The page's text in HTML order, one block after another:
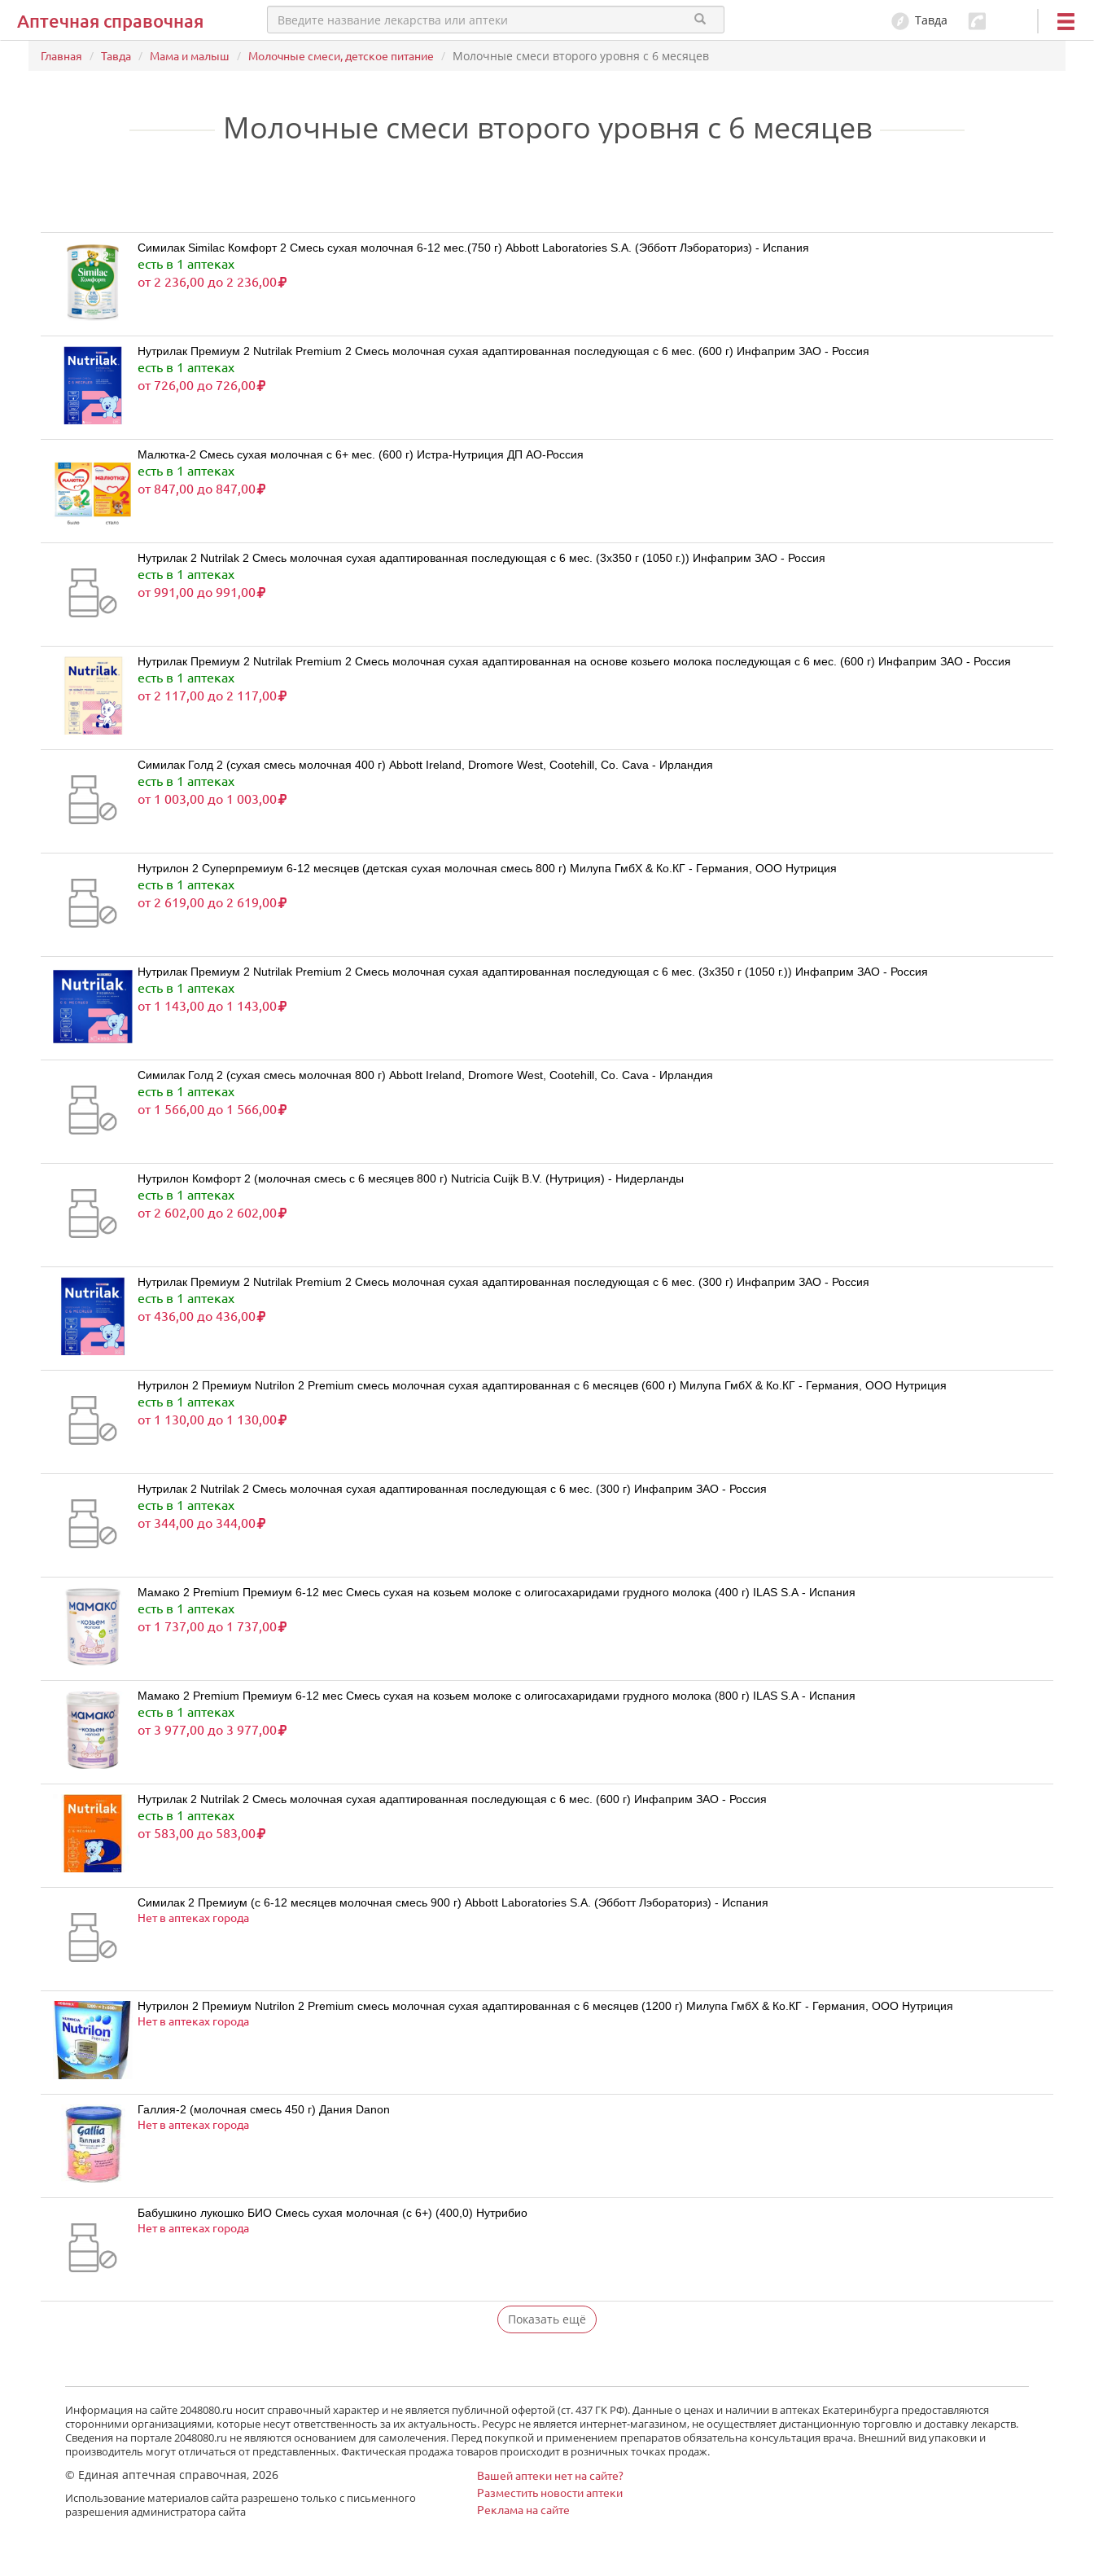
Аптечная справочная Тавда
Главная Тавда Мама и малыш Молочные смеси, детское питание Молочные смеси второго уровня с 6 месяцев
Молочные смеси второго уровня с 6 месяцев
Симилак Similac Комфорт 2 Смесь сухая молочная 6-12 мес.(750 г) Abbott Laboratories S.A. (Эбботт Лэбораториз) - Испания
есть в 1 аптеках
от 2 236,00 до 2 236,00
Нутрилак Премиум 2 Nutrilak Premium 2 Смесь молочная сухая адаптированная последующая с 6 мес. (600 г) Инфаприм ЗАО - Россия
есть в 1 аптеках
от 726,00 до 726,00
Малютка-2 Смесь сухая молочная с 6+ мес. (600 г) Истра-Нутриция ДП АО-Россия
есть в 1 аптеках
от 847,00 до 847,00
Нутрилак 2 Nutrilak 2 Смесь молочная сухая адаптированная последующая с 6 мес. (3x350 г (1050 г.)) Инфаприм ЗАО - Россия
есть в 1 аптеках
от 991,00 до 991,00
Нутрилак Премиум 2 Nutrilak Premium 2 Смесь молочная сухая адаптированная на основе козьего молока последующая с 6 мес. (600 г) Инфаприм ЗАО - Россия
есть в 1 аптеках
от 2 117,00 до 2 117,00
Симилак Голд 2 (сухая смесь молочная 400 г) Abbott Ireland, Dromore West, Cootehill, Co. Cava - Ирландия
есть в 1 аптеках
от 1 003,00 до 1 003,00
Нутрилон 2 Суперпремиум 6-12 месяцев (детская сухая молочная смесь 800 г) Милупа ГмбХ & Ко.КГ - Германия, ООО Нутриция
есть в 1 аптеках
от 2 619,00 до 2 619,00
Нутрилак Премиум 2 Nutrilak Premium 2 Смесь молочная сухая адаптированная последующая с 6 мес. (3x350 г (1050 г.)) Инфаприм ЗАО - Россия
есть в 1 аптеках
от 1 143,00 до 1 143,00
Симилак Голд 2 (сухая смесь молочная 800 г) Abbott Ireland, Dromore West, Cootehill, Co. Cava - Ирландия
есть в 1 аптеках
от 1 566,00 до 1 566,00
Нутрилон Комфорт 2 (молочная смесь с 6 месяцев 800 г) Nutricia Cuijk B.V. (Нутриция) - Нидерланды
есть в 1 аптеках
от 2 602,00 до 2 602,00
Нутрилак Премиум 2 Nutrilak Premium 2 Смесь молочная сухая адаптированная последующая с 6 мес. (300 г) Инфаприм ЗАО - Россия
есть в 1 аптеках
от 436,00 до 436,00
Нутрилон 2 Премиум Nutrilon 2 Premium смесь молочная сухая адаптированная с 6 месяцев (600 г) Милупа ГмбХ & Ко.КГ - Германия, ООО Нутриция
есть в 1 аптеках
от 1 130,00 до 1 130,00
Нутрилак 2 Nutrilak 2 Смесь молочная сухая адаптированная последующая с 6 мес. (300 г) Инфаприм ЗАО - Россия
есть в 1 аптеках
от 344,00 до 344,00
Мамако 2 Premium Премиум 6-12 мес Смесь сухая на козьем молоке с олигосахаридами грудного молока (400 г) ILAS S.A - Испания
есть в 1 аптеках
от 1 737,00 до 1 737,00
Мамако 2 Premium Премиум 6-12 мес Смесь сухая на козьем молоке с олигосахаридами грудного молока (800 г) ILAS S.A - Испания
есть в 1 аптеках
от 3 977,00 до 3 977,00
Нутрилак 2 Nutrilak 2 Смесь молочная сухая адаптированная последующая с 6 мес. (600 г) Инфаприм ЗАО - Россия
есть в 1 аптеках
от 583,00 до 583,00
Симилак 2 Премиум (с 6-12 месяцев молочная смесь 900 г) Abbott Laboratories S.A. (Эбботт Лэбораториз) - Испания
Нет в аптеках города
Нутрилон 2 Премиум Nutrilon 2 Premium смесь молочная сухая адаптированная с 6 месяцев (1200 г) Милупа ГмбХ & Ко.КГ - Германия, ООО Нутриция
Нет в аптеках города
Галлия-2 (молочная смесь 450 г) Дания Danon
Нет в аптеках города
Бабушкино лукошко БИО Смесь сухая молочная (с 6+) (400,0) Нутрибио
Нет в аптеках города
Показать ещё
Информация на сайте 2048080.ru носит справочный характер и не является публичной офертой (ст. 437 ГК РФ). Данные о ценах и наличии в аптеках Екатеринбурга предоставляются
сторонними организациями, которые несут ответственность за их актуальность. Ресурс не является интернет-магазином, не осуществляет дистанционную торговлю и доставку лекарств.
Сведения на портале 2048080.ru не являются основанием для самолечения. Перед покупкой и применением препаратов обязательна консультация врача. Внешний вид упаковки и
производитель могут отличаться от представленных. Фактическая продажа товаров происходит в розничных точках продаж.
© Единая аптечная справочная, 2026
Использование материалов сайта разрешено только с письменного
разрешения администратора сайта
Вашей аптеки нет на сайте?
Разместить новости аптеки
Реклама на сайте